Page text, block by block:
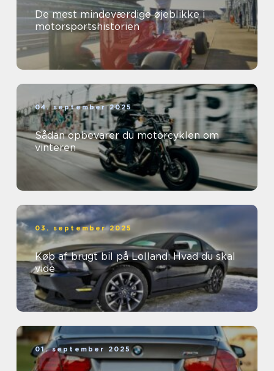
De mest mindeværdige øjeblikke i
motorsportshistorien
04. september 2025
Sådan opbevarer du motorcyklen om
vinteren
03. september 2025
Køb af brugt bil på Lolland: Hvad du skal
vide
01. september 2025